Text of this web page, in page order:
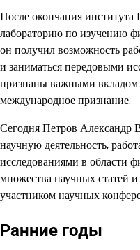
После окончания
лабораторию по изучению
он получил возможность
и заниматься передовыми
признаны важными вкладом
международное признание.
Сегодня Петров Александр
научную деятельность,
исследованиями в области
множества научных статей
участником научных
Ранние годы